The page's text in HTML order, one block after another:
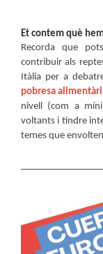
Et contem què
Recorda que
contribuir als
Itàlia per a
pobresa
nivell (com a
voltants i tindre
temes que